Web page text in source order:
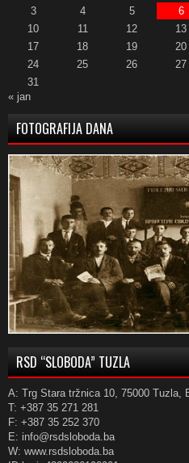
3
4 5 6
10
11 12 13
17
18 19 20
24
25 26 27
31
« jan
FOTOGRAFIJA DANA
RSD “SLOBODA” TUZLA
A: Trg Stara tržnica 10, 75000 Tuzla,
T: +387 35 271 281
F: +387 35 252 370
E: info@rsdsloboda.ba
W: www.rsdsloboda.ba